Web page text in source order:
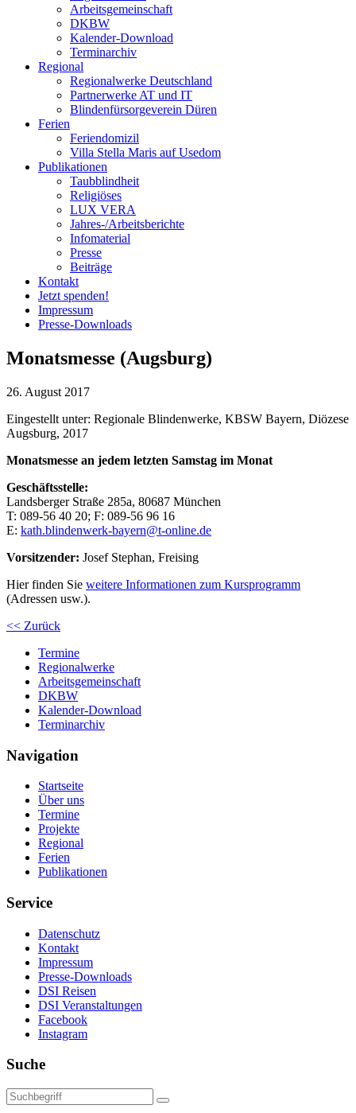
Arbeitsgemeinschaft
DKBW
Kalender-Download
Terminarchiv
Regional
Regionalwerke Deutschland
Partnerwerke AT und IT
Blindenfürsorgeverein Düren
Ferien
Feriendomizil
Villa Stella Maris auf Usedom
Publikationen
Taubblindheit
Religiöses
LUX VERA
Jahres-/​Arbeitsberichte
Infomaterial
Presse
Beiträge
Kontakt
Jetzt spenden!
Impressum
Presse-Downloads
Monatsmesse (Augsburg)
26. August 2017
Eingestellt unter: Regionale Blindenwerke, KBSW Bayern, Diözese
Augsburg, 2017
Monatsmesse an jedem letzten Samstag im Monat
Geschäftsstelle:
Landsberger Straße 285a, 80687 München
T: 089-56 40 20; F: 089-56 96 16
E: kath.blindenwerk-bayern@t-online.de
Vorsitzender: Josef Stephan, Freising
Hier finden Sie weitere Informationen zum Kursprogramm
(Adressen usw.).
<< Zurück
Termine
Regionalwerke
Arbeitsgemeinschaft
DKBW
Kalender-Download
Terminarchiv
Navigation
Startseite
Über uns
Termine
Projekte
Regional
Ferien
Publikationen
Service
Datenschutz
Kontakt
Impressum
Presse-Downloads
DSI Reisen
DSI Veranstaltungen
Facebook
Instagram
Suche